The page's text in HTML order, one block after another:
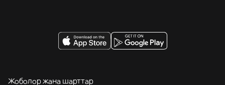
Жоболор жана шарттар